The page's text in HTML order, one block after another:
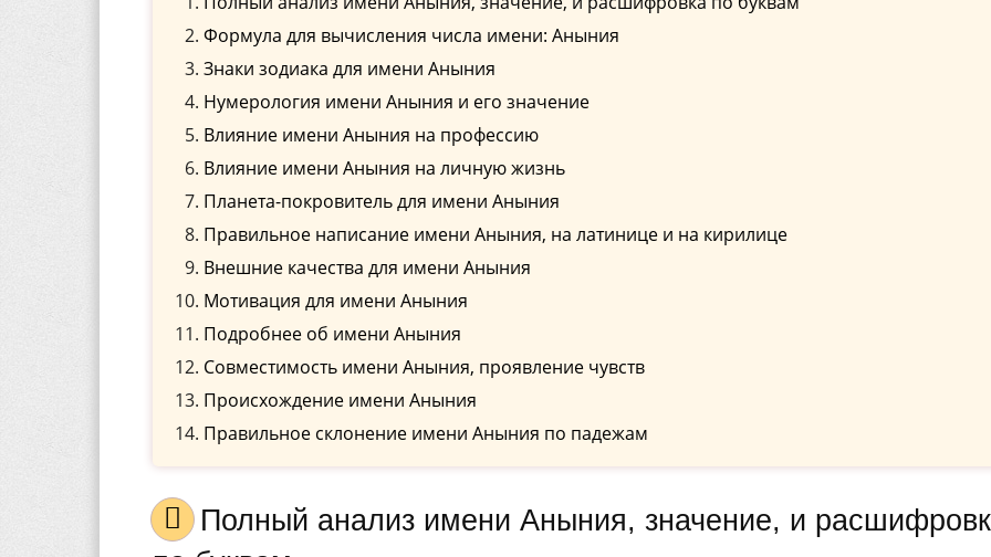
Формула для вычисления числа имени: Аныния
Знаки зодиака для имени Аныния
Нумерология имени Аныния и его значение
Влияние имени Аныния на профессию
Влияние имени Аныния на личную жизнь
Планета-покровитель для имени Аныния
Правильное написание имени Аныния, на латинице и на кирилице
Внешние качества для имени Аныния
Мотивация для имени Аныния
Подробнее об имени Аныния
Совместимость имени Аныния, проявление чувств
Происхождение имени Аныния
Правильное склонение имени Аныния по падежам
Полный анализ имени Аныния, значение, и расшифровка